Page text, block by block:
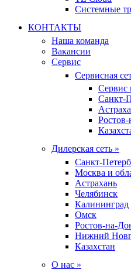
Системные
КОНТАКТЫ
Наша команда
Вакансии
Сервис
Сервисная
Сервис
Санкт-
Дилерская сеть »
Санкт-
Москва и
Астрахань
Челябинск
Калининград
Омск
Ростов-на-
Нижний
Казахстан
О нас »